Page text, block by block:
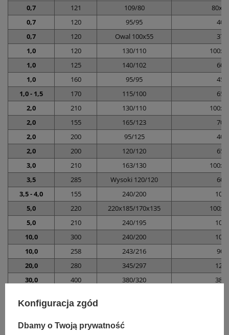
0,7
121 109/80
80x55
0,7
120 95/95
40
0,7
120 Owal 100x55
37
1,0
120 130/110
1,0
125 140/102
60
1,0
160 95/95
45
1,0 - 1,5
170 115/100
65
2,0
210 130/110
2,0
155 165/123
70
2,0
200 95/125
40
2,0
200 120/120
65
3,0
210 163/130
3,5
285 Wysoki 120/120
60
3,5 - 4,0
155 240/200
100
5,0
220 220x185/170x135
5,0
210 240/195
100
10,0
300 240/200
100
10,0
258 243/216
90
20,0
280 345/297
125
30,0
400 380/320
380
Marka Intergos
Konfiguracja zgód
Dbamy o Twoją prywatność